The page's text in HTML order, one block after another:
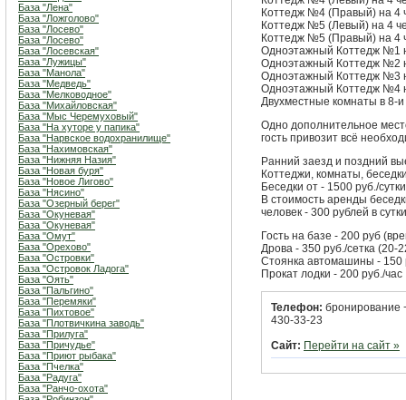
База "Лена"
База "Ложголово"
База "Лосево"
База "Лосево"
База "Лосевская"
База "Лужицы"
База "Манола"
База "Медведь"
База "Мелководное"
База "Михайловская"
База "Мыс Черемуховый"
База "На хуторе у папика"
База "Нарвское водохранилище"
База "Нахимовская"
База "Нижняя Назия"
База "Новая буря"
База "Новое Лигово"
База "Нясино"
База "Озерный берег"
База "Окуневая"
База "Окуневая"
База "Омут"
База "Орехово"
База "Островки"
База "Островок Ладога"
База "Оять"
База "Пальгино"
База "Перемяки"
База "Пихтовое"
База "Плотвичкина заводь"
База "Прилуга"
База "Причудье"
База "Приют рыбака"
База "Пчелка"
База "Радуга"
База "Ранчо-охота"
Коттедж №4 (Правый) на 4
Коттедж №5 (Левый) на 4
Коттедж №5 (Правый) на 4
Одноэтажный Коттедж №1
Одноэтажный Коттедж №2
Одноэтажный Коттедж №3
Одноэтажный Коттедж №4
Двухместные комнаты в 8-
Одно дополнительное
гость привозит всё
Ранний заезд и поздний
Коттеджи, комнаты,
Беседки от - 1500 руб./сутки
В стоимость аренды
человек - 300 рублей в
Гость на базе - 200 руб
Дрова - 350 руб./сетка (20-
Стоянка автомашины - 150
Прокат лодки - 200 руб./час
Телефон: бронирование
430-33-23
Сайт: Перейти на сайт »